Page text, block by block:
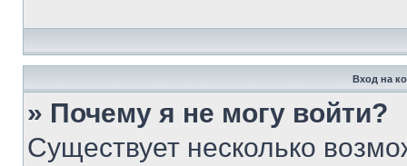
Вход на
» Почему я не могу войти?
Существует несколько